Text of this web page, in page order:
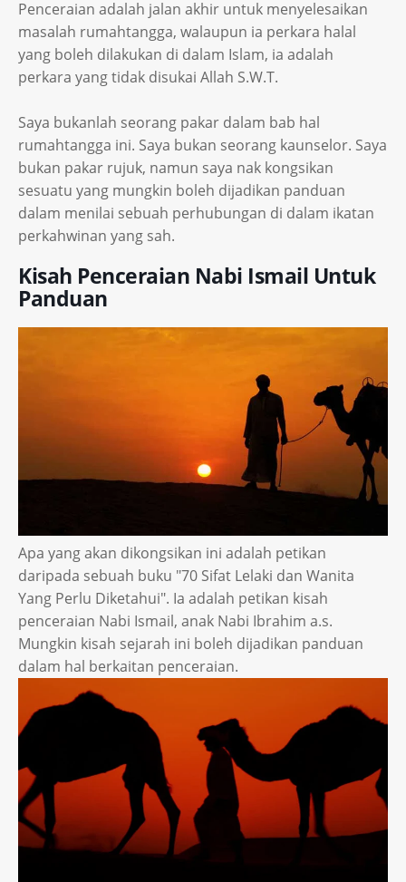
Penceraian adalah jalan akhir untuk menyelesaikan
masalah rumahtangga, walaupun ia perkara halal
yang boleh dilakukan di dalam Islam, ia adalah
perkara yang tidak disukai Allah S.W.T.
Saya bukanlah seorang pakar dalam bab hal
rumahtangga ini. Saya bukan seorang kaunselor. Saya
bukan pakar rujuk, namun saya nak kongsikan
sesuatu yang mungkin boleh dijadikan panduan
dalam menilai sebuah perhubungan di dalam ikatan
perkahwinan yang sah.
Kisah Penceraian Nabi Ismail Untuk
Panduan
Apa yang akan dikongsikan ini adalah petikan
daripada sebuah buku "70 Sifat Lelaki dan Wanita
Yang Perlu Diketahui". Ia adalah petikan kisah
penceraian Nabi Ismail, anak Nabi Ibrahim a.s.
Mungkin kisah sejarah ini boleh dijadikan panduan
dalam hal berkaitan penceraian.